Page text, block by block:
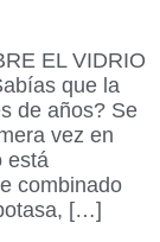
EL VIDRIO
que la
de años? Se
vez en
está
combinado
[…]